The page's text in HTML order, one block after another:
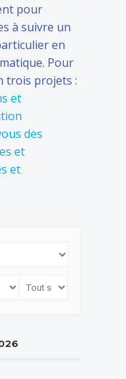
pour
à suivre un
en
Pour
trois projets :
et
des
et
et